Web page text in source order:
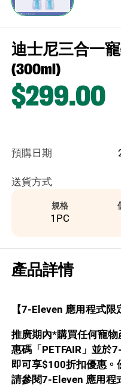
迪士尼三合一
(300ml)
$299.00
預購日期
送貨方式
規格
1PC
產品詳情
【7-Eleven 應用程式限
推廣期內*購買任何寵
惠碼「PETFAIR」並於
即可享$100折扣優惠。
請參閱7-Eleven 應用程